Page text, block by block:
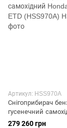
Артикул: HSS970A
Снігоприбирач
гусенечний
HSS970A ETD
279 260 грн